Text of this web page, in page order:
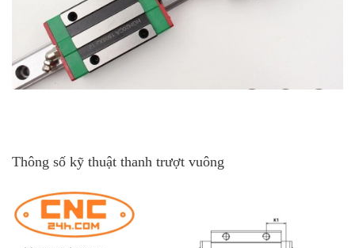
Thông số kỹ thuật thanh trượt vuông